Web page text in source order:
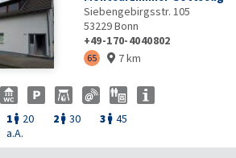
Siebengebirgsstr. 105
53229Bonn
+49-170-4040802
65  7 km
1  20 2  30 3  45
a.A.